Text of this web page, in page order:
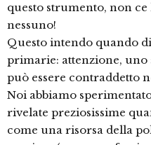
questo strumento, non
nessuno!
Questo intendo quando
primarie: attenzione,
può essere contraddetto
Noi abbiamo
rivelate preziosissime
come una risorsa della